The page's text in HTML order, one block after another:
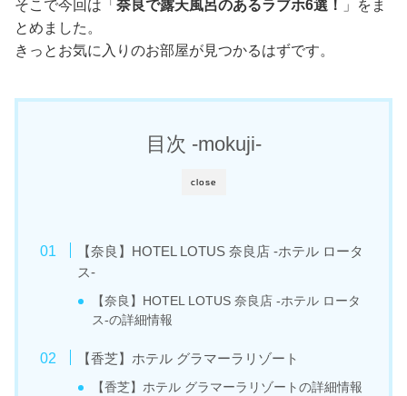
そこで今回は「 奈良で露天風呂のあるラブホ6選！
」をま
とめました。
きっとお気に入りのお部屋が見つかるはずです。
close
目次 -mokuji-
【奈良】HOTEL LOTUS 奈良店 -ホテル ロータ
ス-
【奈良】HOTEL LOTUS 奈良店 -ホテル ロータ
ス-の詳細情報
【香芝】ホテル グラマーラリゾート
【香芝】ホテル グラマーラリゾートの詳細情報